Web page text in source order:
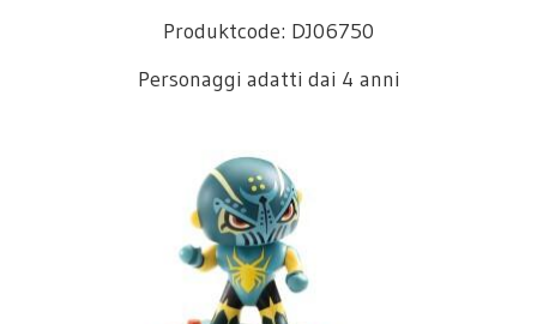
Produktcode: DJ06750
Personaggi adatti dai 4 anni